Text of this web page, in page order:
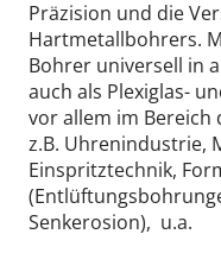
Präzision und die
Hartmetallbohrers.
Bohrer universell in
auch als Plexiglas-
vor allem im Bereich
z.B. Uhrenindustrie,
Einspritztechnik,
Senkerosion), u.a.